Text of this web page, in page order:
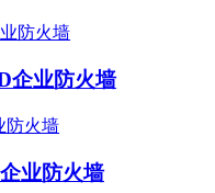
企业防火墙
业防火墙